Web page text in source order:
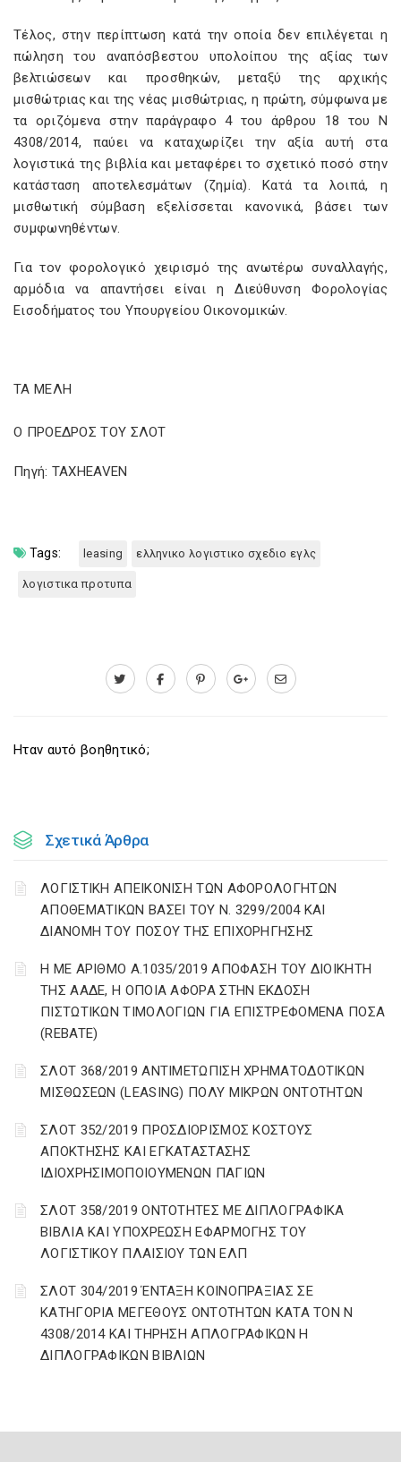
Τέλος, στην περίπτωση κατά την οποία δεν επιλέγεται η
πώληση του αναπόσβεστου υπολοίπου της αξίας των
βελτιώσεων και προσθηκών, μεταξύ της αρχικής
μισθώτριας και της νέας μισθώτριας, η πρώτη, σύμφωνα με
τα οριζόμενα στην παράγραφο 4 του άρθρου 18 του Ν
4308/2014, παύει να καταχωρίζει την αξία αυτή στα
λογιστικά της βιβλία και μεταφέρει το σχετικό ποσό στην
κατάσταση αποτελεσμάτων (ζημία). Κατά τα λοιπά, η
μισθωτική σύμβαση εξελίσσεται κανονικά, βάσει των
συμφωνηθέντων.
Για τον φορολογικό χειρισμό της ανωτέρω συναλλαγής,
αρμόδια να απαντήσει είναι η Διεύθυνση Φορολογίας
Εισοδήματος του Υπουργείου Οικονομικών.
ΤΑ ΜΕΛΗ
Ο ΠΡΟΕΔΡΟΣ ΤΟΥ ΣΛΟΤ
Πηγή: TAXHEAVEN
Tags: leasing ελληνικο λογιστικο σχεδιο εγλς
λογιστικα προτυπα
Ηταν αυτό βοηθητικό;
Σχετικά Άρθρα
ΛΟΓΙΣΤΙΚΗ ΑΠΕΙΚΟΝΙΣΗ ΤΩΝ ΑΦΟΡΟΛΟΓΗΤΩΝ
ΑΠΟΘΕΜΑΤΙΚΩΝ ΒΑΣΕΙ ΤΟΥ N. 3299/2004 ΚΑΙ
ΔΙΑΝΟΜΗ ΤΟΥ ΠΟΣΟΥ ΤΗΣ ΕΠΙΧΟΡΗΓΗΣΗΣ
Η ΜΕ ΑΡΙΘΜΟ Α.1035/2019 ΑΠΟΦΑΣΗ ΤΟΥ ΔΙΟΙΚΗΤΗ
ΤΗΣ ΑΑΔΕ, Η ΟΠΟΙΑ ΑΦΟΡΑ ΣΤΗΝ ΕΚΔΟΣΗ
ΠΙΣΤΩΤΙΚΩΝ ΤΙΜΟΛΟΓΙΩΝ ΓΙΑ ΕΠΙΣΤΡΕΦΟΜΕΝΑ ΠΟΣΑ
(REBATE)
ΣΛΟΤ 368/2019 ΑΝΤΙΜΕΤΩΠΙΣΗ ΧΡΗΜΑΤΟΔΟΤΙΚΩΝ
ΜΙΣΘΩΣΕΩΝ (LEASING) ΠΟΛΥ ΜΙΚΡΩΝ ΟΝΤΟΤΗΤΩΝ
ΣΛΟΤ 352/2019 ΠΡΟΣΔΙΟΡΙΣΜΟΣ ΚΟΣΤΟΥΣ
ΑΠΟΚΤΗΣΗΣ ΚΑΙ ΕΓΚΑΤΑΣΤΑΣΗΣ
ΙΔΙΟΧΡΗΣΙΜΟΠΟΙΟΥΜΕΝΩΝ ΠΑΓΙΩΝ
ΣΛΟΤ 358/2019 ΟΝΤΟΤΗΤΕΣ ΜΕ ΔΙΠΛΟΓΡΑΦΙΚΑ
ΒΙΒΛΙΑ ΚΑΙ ΥΠΟΧΡΕΩΣΗ ΕΦΑΡΜΟΓΗΣ ΤΟΥ
ΛΟΓΙΣΤΙΚΟΥ ΠΛΑΙΣΙΟΥ ΤΩΝ ΕΛΠ
ΣΛΟΤ 304/2019 ΈΝΤΑΞΗ ΚΟΙΝΟΠΡΑΞΙΑΣ ΣΕ
ΚΑΤΗΓΟΡΙΑ ΜΕΓΕΘΟΥΣ ΟΝΤΟΤΗΤΩΝ ΚΑΤΑ ΤΟΝ Ν
4308/2014 ΚΑΙ ΤΗΡΗΣΗ ΑΠΛΟΓΡΑΦΙΚΩΝ Η
ΔΙΠΛΟΓΡΑΦΙΚΩΝ ΒΙΒΛΙΩΝ